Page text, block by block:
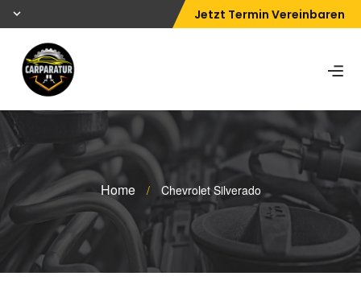
Jetzt Termin Vereinbaren
Home / Chevrolet Silverado